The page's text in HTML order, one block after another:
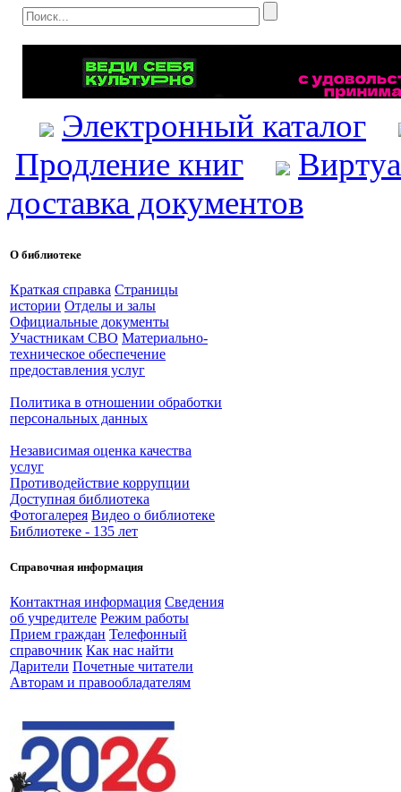
Электронный каталог
Продление книг
доставка документов
О библиотеке
Краткая справка Страницы
истории Отделы и залы
Официальные документы
Участникам СВО Материально-
техническое обеспечение
предоставления услуг
Политика в отношении обработки
персональных данных
Независимая оценка качества
услуг
Противодействие коррупции
Доступная библиотека
Фотогалерея Видео о библиотеке
Библиотеке - 135 лет
Справочная информация
Контактная информация Сведения
об учредителе Режим работы
Прием граждан Телефонный
справочник Как нас найти
Дарители Почетные читатели
Авторам и правообладателям